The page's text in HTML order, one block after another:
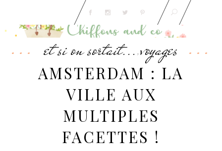
et si on sortait... ,voyages
AMSTERDAM : LA
VILLE AUX
MULTIPLES
FACETTES !